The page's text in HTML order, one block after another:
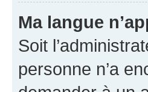
Ma langue
Soit
personne n’a